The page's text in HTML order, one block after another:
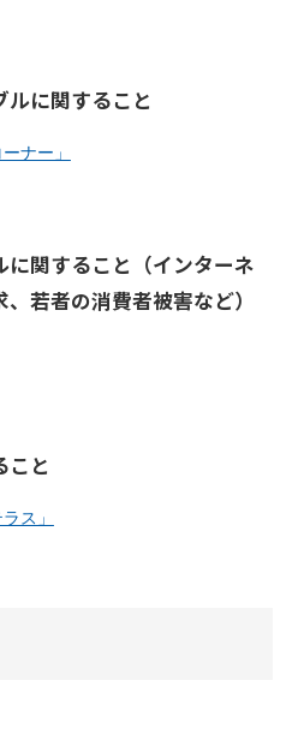
ルに関すること
ナー」
関すること（インターネ
若者の消費者被害など）
こと
ス」